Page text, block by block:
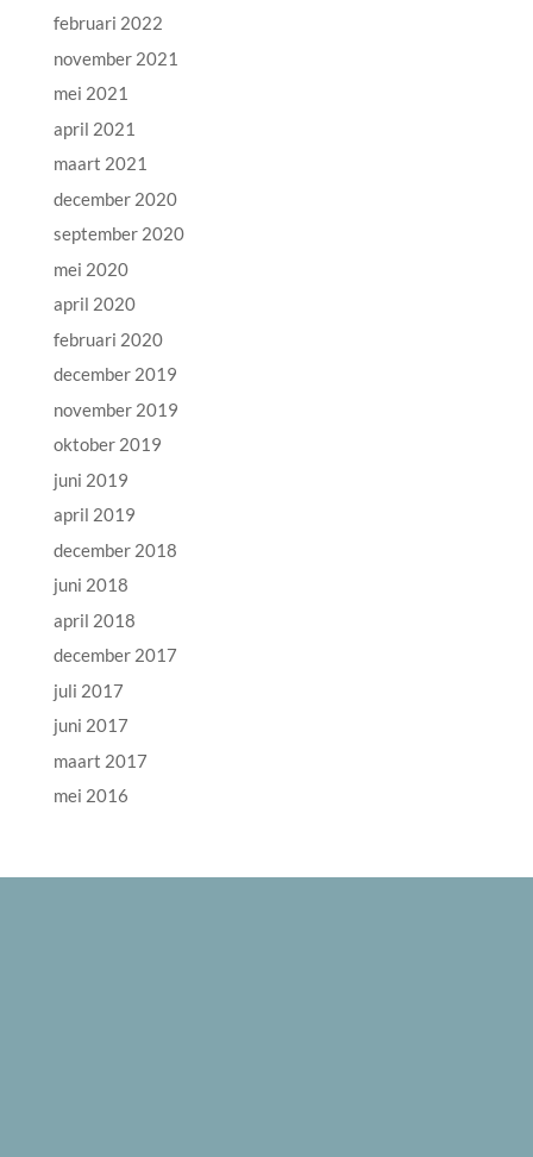
februari 2022
november 2021
mei 2021
april 2021
maart 2021
december 2020
september 2020
mei 2020
april 2020
februari 2020
december 2019
november 2019
oktober 2019
juni 2019
april 2019
december 2018
juni 2018
april 2018
december 2017
juli 2017
juni 2017
maart 2017
mei 2016